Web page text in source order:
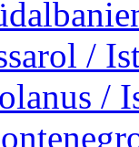
/
/